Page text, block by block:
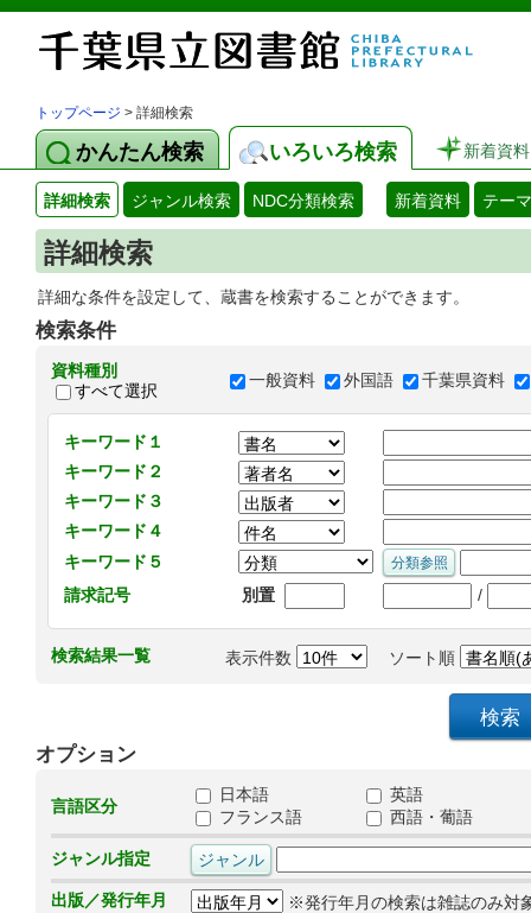
トップページ > 詳細検索
かんたん検索 いろいろ検索 新着資料
詳細検索 ジャンル検索 NDC分類検索 新着資料 テー
詳細検索
詳細な条件を設定して、蔵書を検索することができます。
検索条件
資料種別
すべて選択
一般資料 外国語 千葉県資料
キーワード１
キーワード２
キーワード３
キーワード４
キーワード５
請求記号
別置 /
検索結果一覧 表示件数 ソート順
オプション
言語区分
日本語
英語
フランス語
西語・葡語
ジャンル指定
出版／発行年月
※発行年月の検索は雑誌のみ対